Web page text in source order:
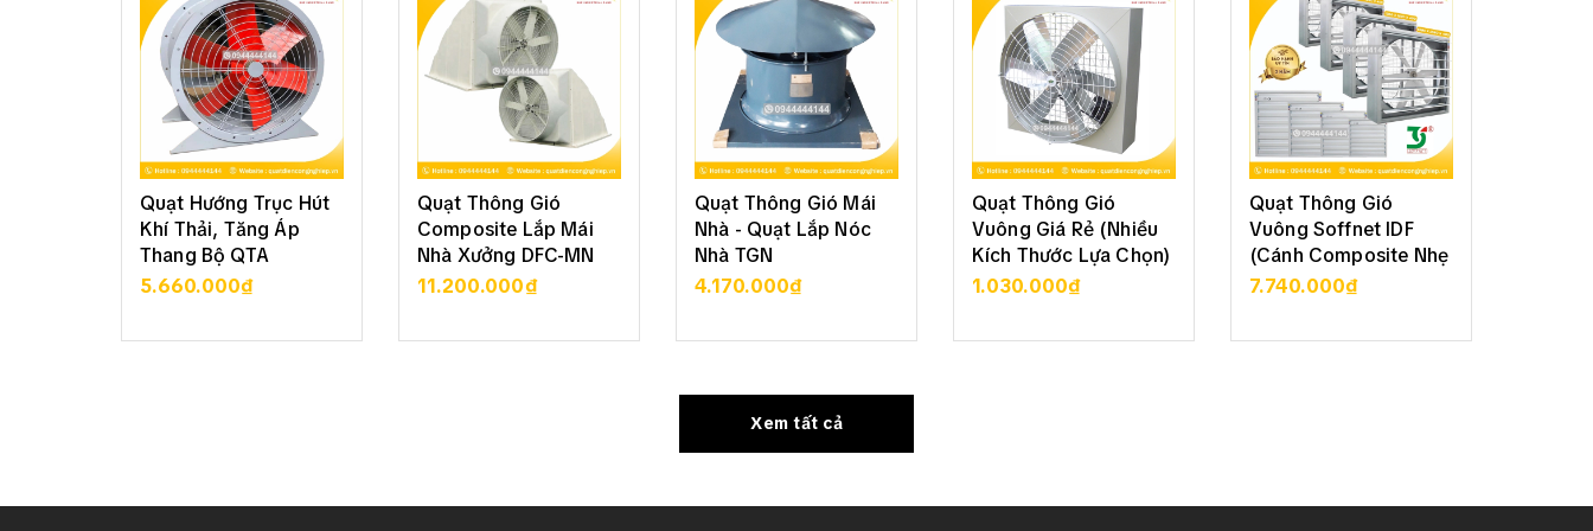
Quạt Hướng Trục Hút
Khí Thải, Tăng Áp
Thang Bộ QTA
5.660.000₫
XEM CHI TIẾT
Quạt Thông Gió
Composite Lắp Mái
Nhà Xưởng DFC-MN
11.200.000₫
XEM CHI TIẾT
Quạt Thông Gió Mái
Nhà - Quạt Lắp Nóc
Nhà TGN
4.170.000₫
XEM CHI TIẾT
Quạt Thông Gió
Vuông Giá Rẻ (Nhiều
Kích Thước Lựa Chọn)
1.030.000₫
XEM CHI TIẾT
Quạt Thông Gió
Vuông Soffnet IDF
(Cánh Composite Nhẹ
Bền)
7.740.000₫
XEM CHI TIẾT
Xem tất cả